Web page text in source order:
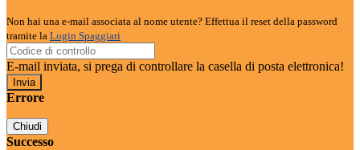
Non hai una e-mail associata al nome utente? Effettua il reset della password
tramite la Login Spaggiari
E-mail inviata, si prega di controllare la casella di posta elettronica!
Errore
Chiudi
Successo